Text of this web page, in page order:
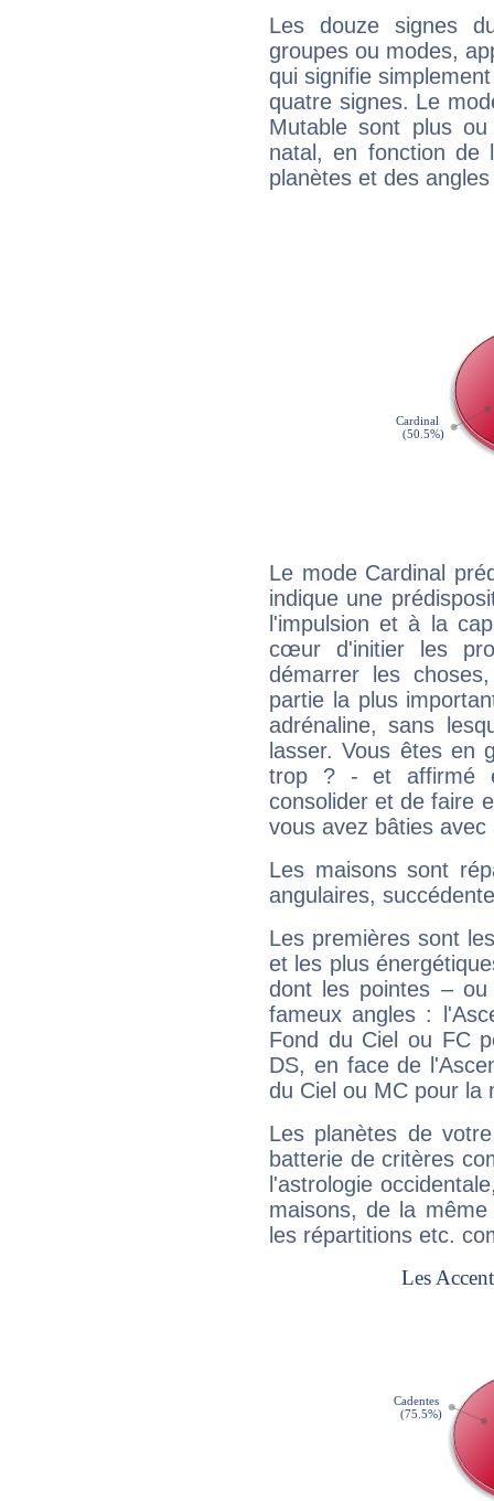
Les douze signes
groupes ou modes,
qui signifie
quatre signes. Le
Mutable sont plus
natal, en fonction de
planètes et des
Le mode Cardinal
indique une
l'impulsion et à la
cœur d'initier les
démarrer les
partie la plus
adrénaline, sans
lasser. Vous êtes en
trop ? - et affirmé
consolider et de faire
vous avez bâties avec
Les maisons sont
angulaires,
Les premières sont
et les plus
dont les pointes –
fameux angles :
Fond du Ciel ou FC
DS, en face de
du Ciel ou MC pour la
Les planètes de
batterie de critères
l'astrologie
maisons, de la
les répartitions etc.